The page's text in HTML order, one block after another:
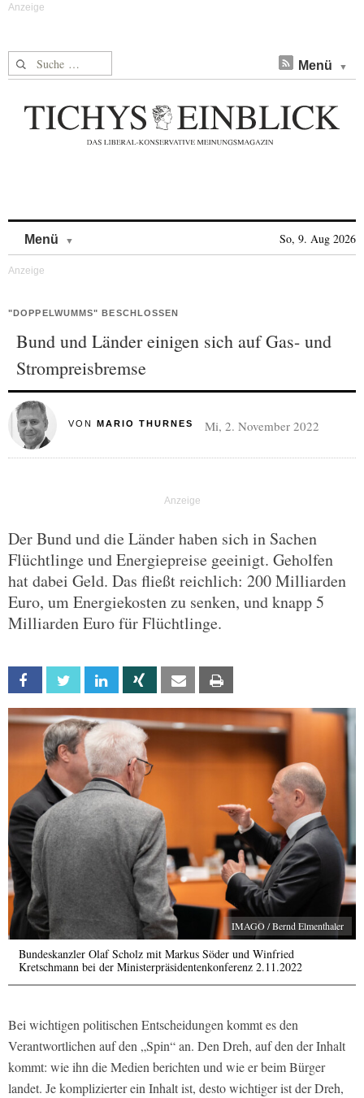
Suche nach: Menü
Menü So, 9. Aug 2026
"DOPPELWUMMS" BESCHLOSSEN
Bund und Länder einigen sich auf Gas- und
Strompreisbremse
VON MARIO THURNES Mi, 2. November 2022
Der Bund und die Länder haben sich in Sachen
Flüchtlinge und Energiepreise geeinigt. Geholfen
hat dabei Geld. Das fließt reichlich: 200 Milliarden
Euro, um Energiekosten zu senken, und knapp 5
Milliarden Euro für Flüchtlinge.
Facebook Twitter Linkedin Xing Email
IMAGO / Bernd Elmenthaler
Bundeskanzler Olaf Scholz mit Markus Söder und Winfried
Kretschmann bei der Ministerpräsidentenkonferenz 2.11.2022
Bei wichtigen politischen Entscheidungen kommt es den
Verantwortlichen auf den „Spin“ an. Den Dreh, auf den der Inhalt
kommt: wie ihn die Medien berichten und wie er beim Bürger
landet. Je komplizierter ein Inhalt ist, desto wichtiger ist der Dreh,